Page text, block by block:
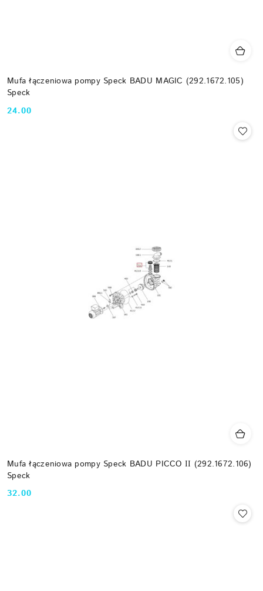
Mufa łączeniowa pompy Speck BADU MAGIC (292.1672.105)
Speck
Cena:
24.00
Mufa łączeniowa pompy Speck BADU PICCO ІІ (292.1672.106)
Speck
Cena:
32.00